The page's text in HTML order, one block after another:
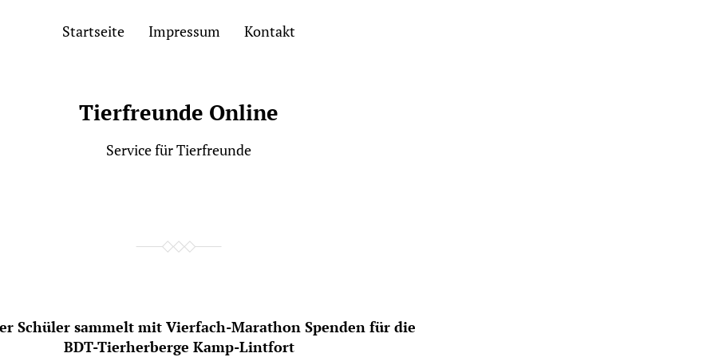
Startseite Impressum Kontakt
Tierfreunde Online
Service für Tierfreunde
Schüler sammelt mit Vierfach-Marathon Spenden für die
BDT-Tierherberge Kamp-Lintfort